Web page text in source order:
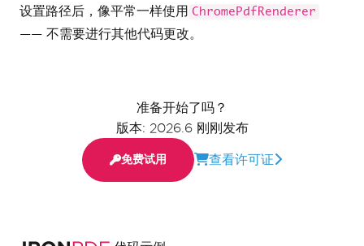
设置路径后，像平常一样使用 ChromePdfRenderer
—— 不需要进行其他代码更改。
准备开始了吗？
版本: 2026.6 刚刚发布
免费试用 查看许可证